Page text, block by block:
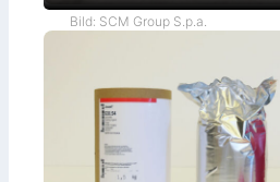
Bild: SCM Group S.p.a.